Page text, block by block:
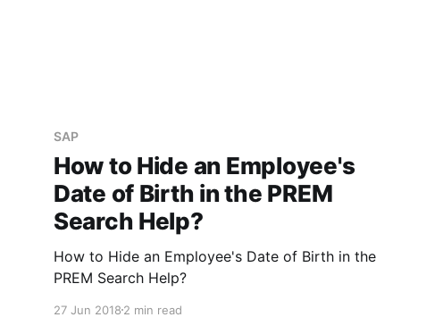
SAP
How to Hide an Employee's
Date of Birth in the PREM
Search Help?
How to Hide an Employee's Date of Birth in the
PREM Search Help?
27 Jun 20182 min read